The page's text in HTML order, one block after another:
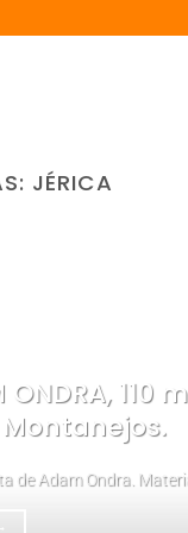
JÉRICA
110
de Adam Ondra.